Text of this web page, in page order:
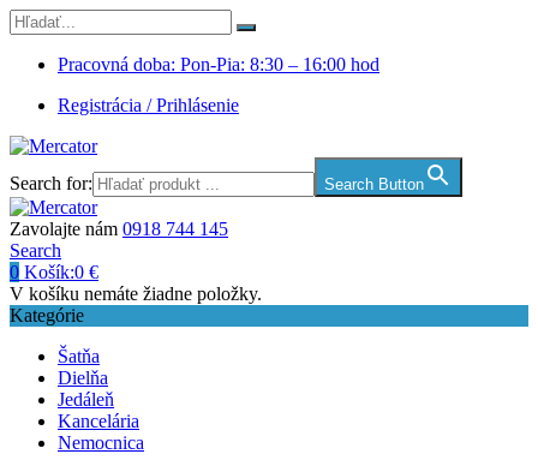
Pracovná doba: Pon-Pia: 8:30 – 16:00 hod
Registrácia / Prihlásenie
Search for: Search Button
Zavolajte nám 0918 744 145
Search
0 Košík:0 €
V košíku nemáte žiadne položky.
Kategórie
Šatňa
Dielňa
Jedáleň
Kancelária
Nemocnica